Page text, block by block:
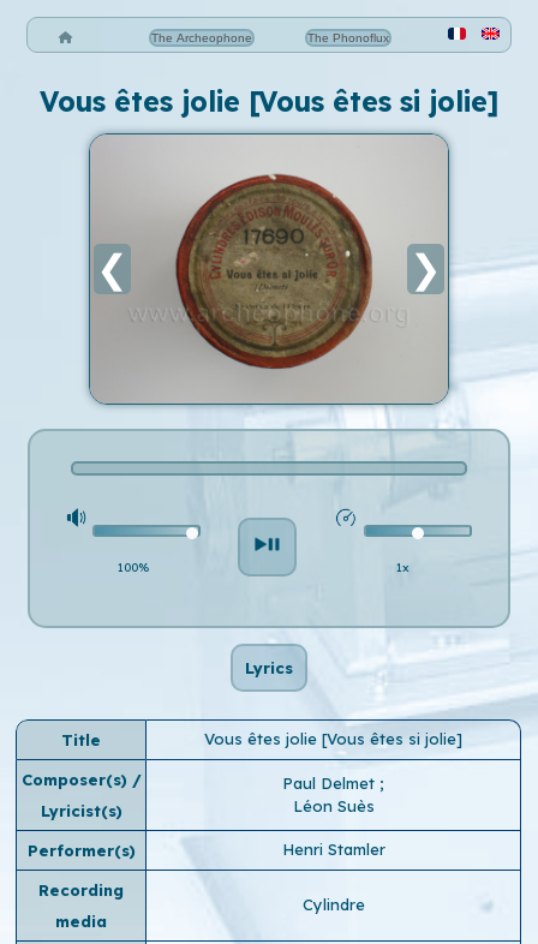
The Archeophone The Phonoflux
Vous êtes jolie [Vous êtes si jolie]
❮ ❯
100% 1x
Lyrics
Title Vous êtes jolie [Vous êtes si jolie]
Composer(s) /
Lyricist(s)
Paul Delmet ;
Léon Suès
Performer(s) Henri Stamler
Recording
media
Cylindre